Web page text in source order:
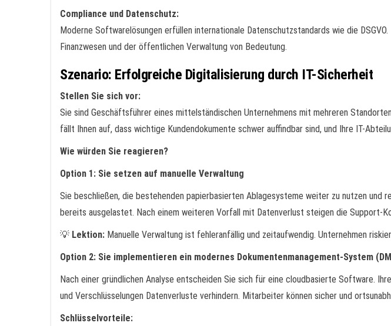
Compliance und Datenschutz:
Moderne Softwarelösungen erfüllen internationale Datenschutzstandards wie die
Finanzwesen und der öffentlichen Verwaltung von Bedeutung.
Szenario: Erfolgreiche Digitalisierung durch IT-Sicherheit
Stellen Sie sich vor:
Sie sind Geschäftsführer eines mittelständischen Unternehmens mit mehreren
fällt Ihnen auf, dass wichtige Kundendokumente schwer auffindbar sind, und Ihre IT-
Wie würden Sie reagieren?
Option 1: Sie setzen auf manuelle Verwaltung
Sie beschließen, die bestehenden papierbasierten Ablagesysteme weiter zu nutzen und
bereits ausgelastet. Nach einem weiteren Vorfall mit Datenverlust steigen die Support-
💡 Lektion: Manuelle Verwaltung ist fehleranfällig und zeitaufwendig. Unternehmen
Option 2: Sie implementieren ein modernes Dokumentenmanagement-System
Nach einer gründlichen Analyse entscheiden Sie sich für eine cloudbasierte Software.
und Verschlüsselungen Datenverluste verhindern. Mitarbeiter können sicher und
Schlüsselvorteile: